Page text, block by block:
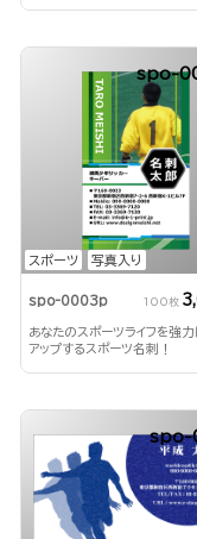
スポーツ 写真入り
spo-
spo-0003p 100枚
あなたのスポーツライフを強力
アップするスポーツ名刺！
spo-